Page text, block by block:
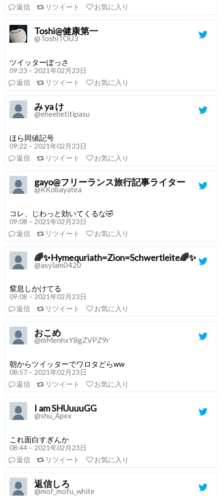
返信
リツイート お気に入り
Toshi@健康第一
@ToshiTOU3
ツイッターぽっさ
09:23 – 2021年02月23日
返信
リツイート お気に入り
み ya け
@eheehetitipasu
ほら同値記号
09:22 – 2021年02月23日
返信
リツイート お気に入り
gayo@フリーランス旅行記事ライター
@KKobayatea
コレ、じわっと効いてくるな🤣
09:08 – 2021年02月23日
返信
リツイート お気に入り
🌈✨Hymequriath=Zion=Schwertleite🌈✨
@asylam0420
窒息しかけてる
09:08 – 2021年02月23日
返信
リツイート お気に入り
おこめ
@mMenhxY8gZVPZ9r
朝からツイッターでワロタどらww
08:57 – 2021年02月23日
返信
リツイート お気に入り
I am SHUuuuGG
@shu_Apex
これ面白すぎんか
08:44 – 2021年02月23日
返信
リツイート お気に入り
返信しろ
@mof_mofu_white